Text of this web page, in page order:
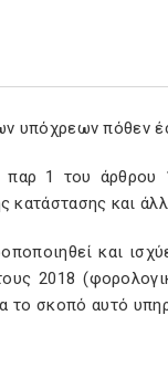
υπόχρεων πόθεν
παρ 1 του
και
και
2018
το σκοπό αυτό